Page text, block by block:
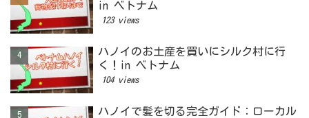
in ベトナム
123 views
ハノイのお土産を買いにシルク村に行
く！in ベトナム
104 views
ハノイで髪を切る完全ガイド：ローカル